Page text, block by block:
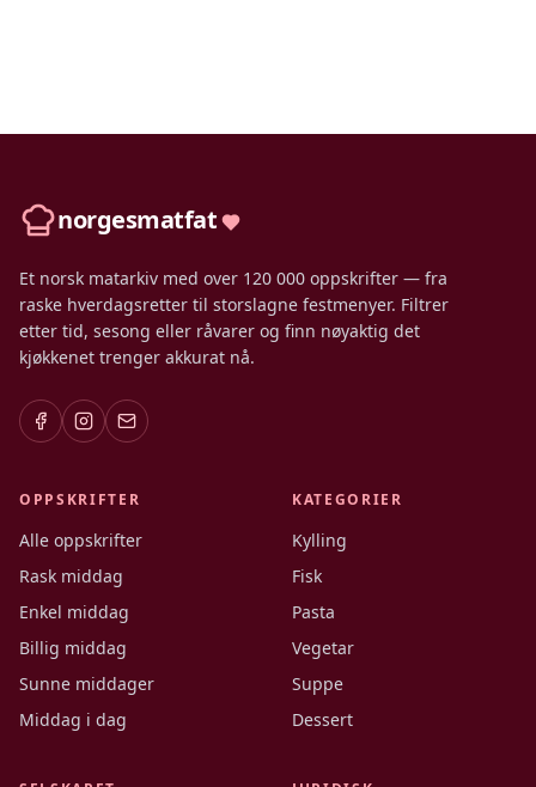
norgesmatfat
Et norsk matarkiv med over 120 000 oppskrifter — fra
raske hverdagsretter til storslagne festmenyer. Filtrer
etter tid, sesong eller råvarer og finn nøyaktig det
kjøkkenet trenger akkurat nå.
OPPSKRIFTER
Alle oppskrifter
Rask middag
Enkel middag
Billig middag
Sunne middager
Middag i dag
KATEGORIER
Kylling
Fisk
Pasta
Vegetar
Suppe
Dessert